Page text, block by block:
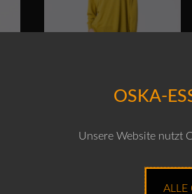
Baumwoll-Cord
OSKA-
Unsere Website nutzt
ALLE